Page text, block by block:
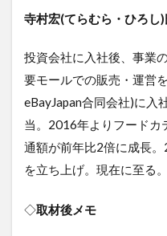
寺村宏(てらむら・ひろし)
投資会社に入社後、事業
要モールでの販売・運営
eBayJapan合同会社)に入
当。2016年よりフードカ
通額が前年比2倍に成長
を立ち上げ。現在に至る。
◇取材後メモ